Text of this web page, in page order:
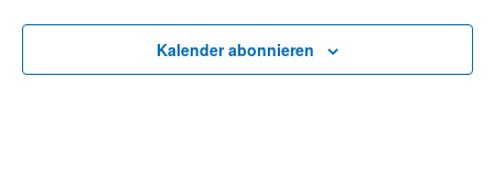
Juni
2026
Kalender abonnieren